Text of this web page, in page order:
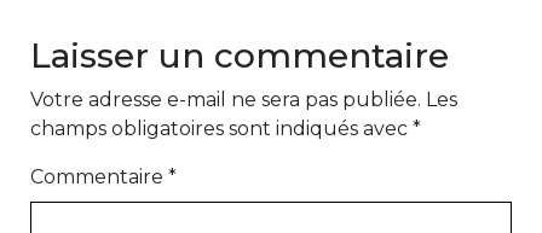
Laisser un commentaire
Votre adresse e-mail ne sera pas publiée. Les
champs obligatoires sont indiqués avec *
Commentaire *